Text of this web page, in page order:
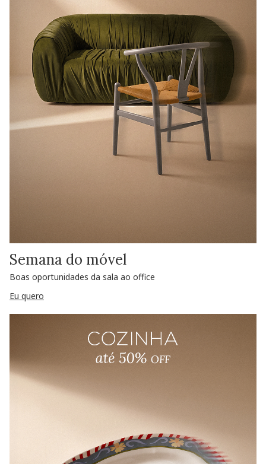
Semana do móvel
Boas oportunidades da sala ao office
Eu quero